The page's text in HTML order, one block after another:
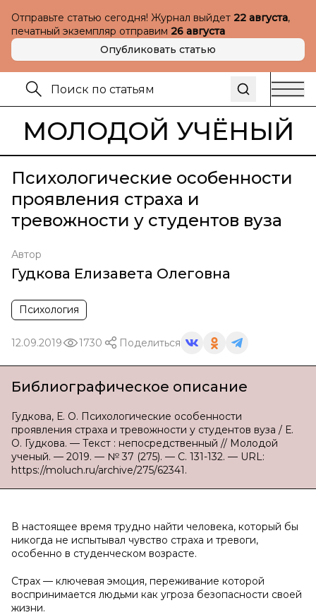
Отправьте статью сегодня! Журнал выйдет 22 августа,
печатный экземпляр отправим 26 августа
Опубликовать статью
МОЛОДОЙ УЧЁНЫЙ
Психологические особенности
проявления страха и
тревожности у студентов вуза
Автор
Гудкова Елизавета Олеговна
Психология
12.09.2019 1730 Поделиться
Библиографическое описание
Гудкова, Е. О. Психологические особенности
проявления страха и тревожности у студентов вуза / Е.
О. Гудкова. — Текст : непосредственный // Молодой
ученый. — 2019. — № 37 (275). — С. 131-132. — URL:
https://moluch.ru/archive/275/62341.
В настоящее время трудно найти человека, который бы
никогда не испытывал чувство страха и тревоги,
особенно в студенческом возрасте.
Страх — ключевая эмоция, переживание которой
воспринимается людьми как угроза безопасности своей
жизни.